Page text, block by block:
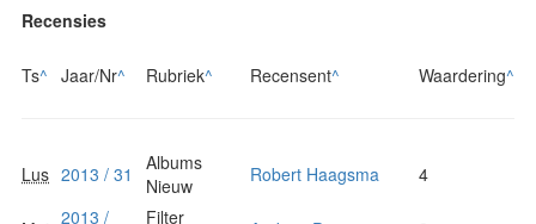
Recensies
Ts^ Jaar/Nr^ Rubriek^ Recensent^ Waardering^
Lus 2013 / 31
Albums
Nieuw
Robert Haagsma 4
2013 /
Filter